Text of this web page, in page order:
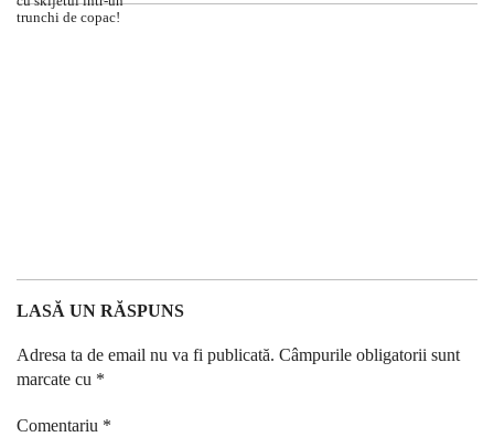
LASĂ UN RĂSPUNS
Adresa ta de email nu va fi publicată. Câmpurile obligatorii sunt
marcate cu *
Comentariu *